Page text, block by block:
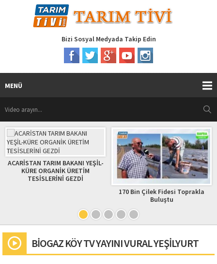
Bizi Sosyal Medyada Takip Edin
MENÜ
ACARİSTAN TARIM BAKANI YEŞİL-
KÜRE ORGANİK ÜRETİM
TESİSLERİNİ GEZDİ
170 Bin Çilek Fidesi Toprakla
Buluştu
BİOGAZ KÖY TV YAYINI VURAL YEŞİLYURT